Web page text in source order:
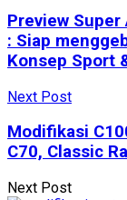
Preview Super
: Siap
Konsep Sport
Next Post
Modifikasi
C70, Classic
Next Post